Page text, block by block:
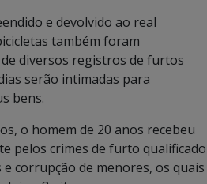
e devolvido ao real
também foram
diversos registros de furtos
serão intimadas para
bens.
o homem de 20 anos recebeu
pelos crimes de furto qualificado
corrupção de menores, os quais